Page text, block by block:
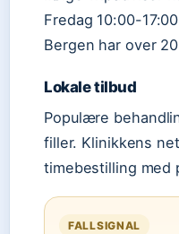
Fredag 10:00-
Bergen har over
Lokale tilbud
Populære
filler. Klinikkens
timebestilling med
FALLSIGNAL